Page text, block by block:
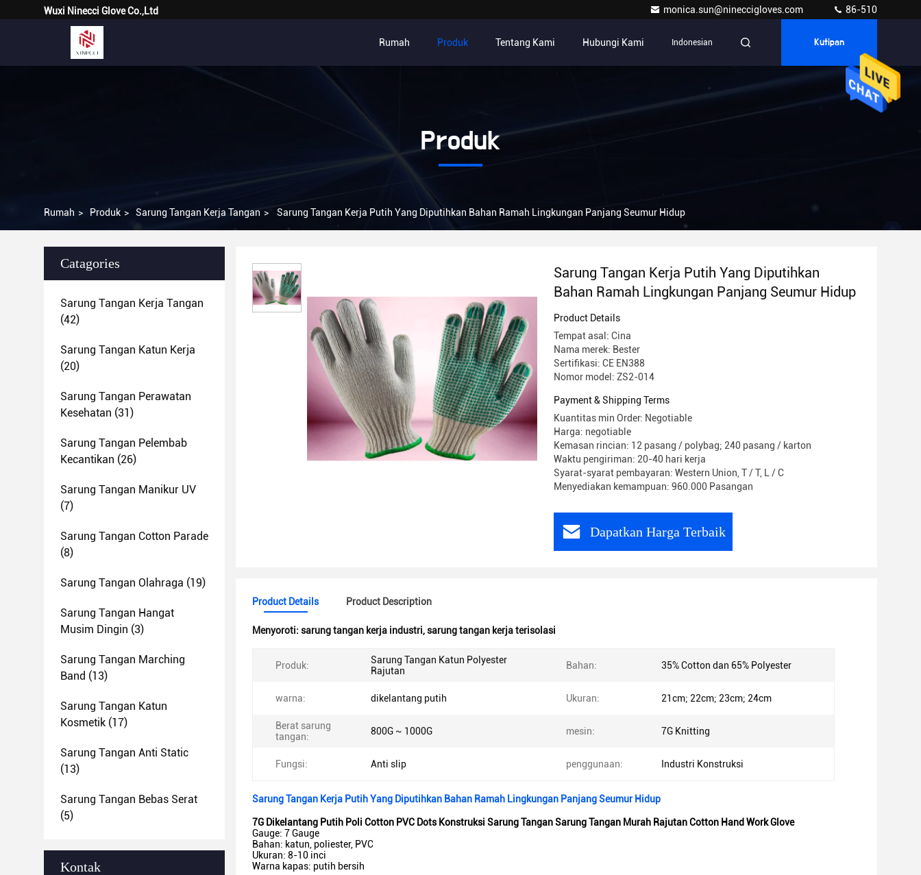
Wuxi Ninecci Glove Co.,Ltd monica.sun@nineccigloves.com 86-510
Rumah Produk Tentang Kami Hubungi Kami Indonesian Kutipan
Produk
Rumah > Produk > Sarung Tangan Kerja Tangan > Sarung Tangan Kerja Putih Yang Diputihkan Bahan Ramah Lingkungan Panjang Seumur Hidup
Catagories
Sarung Tangan Kerja Tangan
(42)
Sarung Tangan Katun Kerja
(20)
Sarung Tangan Perawatan
Kesehatan (31)
Sarung Tangan Pelembab
Kecantikan (26)
Sarung Tangan Manikur UV
(7)
Sarung Tangan Cotton Parade
(8)
Sarung Tangan Olahraga (19)
Sarung Tangan Hangat
Musim Dingin (3)
Sarung Tangan Marching
Band (13)
Sarung Tangan Katun
Kosmetik (17)
Sarung Tangan Anti Static
(13)
Sarung Tangan Bebas Serat
(5)
Kontak
Sarung Tangan Kerja Putih Yang Diputihkan
Bahan Ramah Lingkungan Panjang Seumur Hidup
Product Details
Tempat asal: Cina
Nama merek: Bester
Sertifikasi: CE EN388
Nomor model: ZS2-014
Payment & Shipping Terms
Kuantitas min Order: Negotiable
Harga: negotiable
Kemasan rincian: 12 pasang / polybag; 240 pasang / karton
Waktu pengiriman: 20-40 hari kerja
Syarat-syarat pembayaran: Western Union, T / T, L / C
Menyediakan kemampuan: 960.000 Pasangan
Dapatkan Harga Terbaik
Product Details Product Description
Menyoroti: sarung tangan kerja industri,sarung tangan kerja terisolasi
Produk:
Sarung Tangan Katun Polyester
Rajutan
Bahan: 35% Cotton dan 65% Polyester
warna: dikelantang putih Ukuran: 21cm; 22cm; 23cm; 24cm
Berat sarung
tangan:
800G ~ 1000G mesin: 7G Knitting
Fungsi: Anti slip penggunaan: Industri Konstruksi
Sarung Tangan Kerja Putih Yang Diputihkan Bahan Ramah Lingkungan Panjang Seumur Hidup
7G Dikelantang Putih Poli Cotton PVC Dots Konstruksi Sarung Tangan Sarung Tangan Murah Rajutan Cotton Hand Work Glove
Gauge: 7 Gauge
Bahan: katun, poliester, PVC
Ukuran: 8-10 inci
Warna kapas: putih bersih